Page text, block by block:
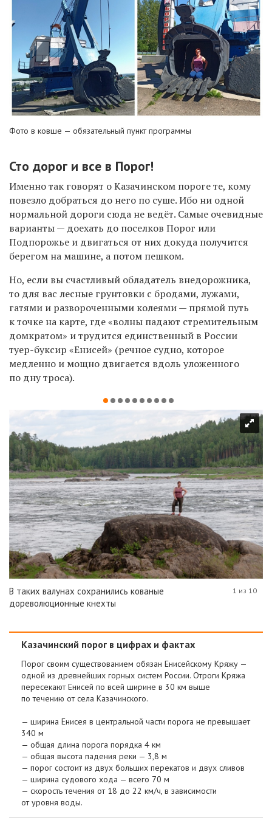
Фото в ковше — обязательный пункт программы
Сто дорог и все в Порог!
Именно так говорят о Казачинском пороге те, кому
повезло добраться до него по суше. Ибо ни одной
нормальной дороги сюда не ведёт. Самые очевидные
варианты — доехать до поселков Порог или
Подпорожье и двигаться от них докуда получится
берегом на машине, а потом пешком.
Но, если вы счастливый обладатель внедорожника,
то для вас лесные грунтовки с бродами, лужами,
гатями и развороченными колеями — прямой путь
к точке на карте, где «волны падают стремительным
домкратом» и трудится единственный в России
туер-буксир «Енисей» (речное судно, которое
медленно и мощно двигается вдоль уложенного
по дну троса).
В таких валунах сохранились кованые
дореволюционные кнехты
1 из 10
Казачинский порог в цифрах и фактах
Порог своим существованием обязан Енисейскому Кряжу —
одной из древнейших горных систем России. Отроги Кряжа
пересекают Енисей по всей ширине в 30 км выше
по течению от села Казачинского.
— ширина Енисея в центральной части порога не превышает
340 м
— общая длина порога порядка 4 км
— общая высота падения реки — 3,8 м
— порог состоит из двух больших перекатов и двух сливов
— ширина судового хода — всего 70 м
— скорость течения от 18 до 22 км/ч, в зависимости
от уровня воды.